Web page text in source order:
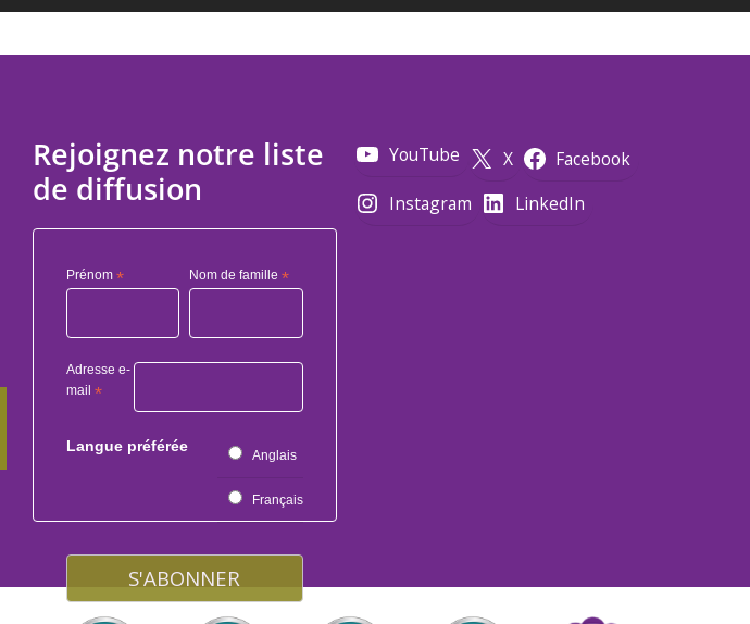
Rejoignez notre liste
de diffusion
Prénom * Nom de famille *
Adresse e-
mail *
Langue préférée
Anglais
Français
YouTube X
Facebook
Instagram
LinkedIn